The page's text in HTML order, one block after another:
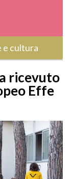
e cultura
ricevuto
Effe